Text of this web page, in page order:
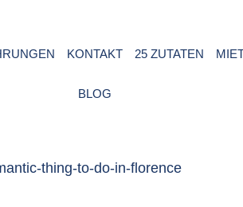
KONTAKT 25 ZUTATEN
BLOG
dieser Website unbedingt
dienen, um statistische